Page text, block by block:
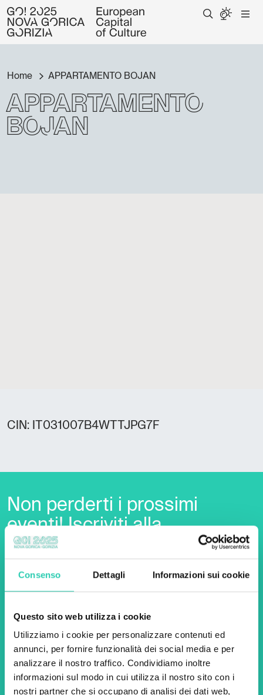
Consenso Dettagli Informazioni sui cookie
Questo sito web utilizza i cookie
Utilizziamo i cookie per personalizzare contenuti ed
annunci, per fornire funzionalità dei social media e per
analizzare il nostro traffico. Condividiamo inoltre
informazioni sul modo in cui utilizza il nostro sito con i
nostri partner che si occupano di analisi dei dati web,
Home APPARTAMENTO BOJAN
APPARTAMENTO
BOJAN
CIN: IT031007B4WTTJPG7F
Non perderti i prossimi
eventi! Iscriviti alla
newsletter di GO! 2025 per
scoprire tutte le nostre
Email *